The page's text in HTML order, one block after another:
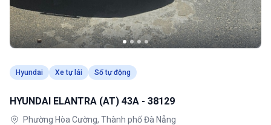
Hyundai Xe tự lái Số tự động
HYUNDAI ELANTRA (AT) 43A - 38129
Phường Hòa Cường, Thành phố Đà Nẵng